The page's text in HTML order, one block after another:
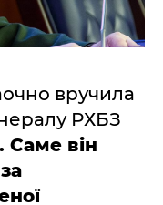
вручила
РХБЗ
Саме він